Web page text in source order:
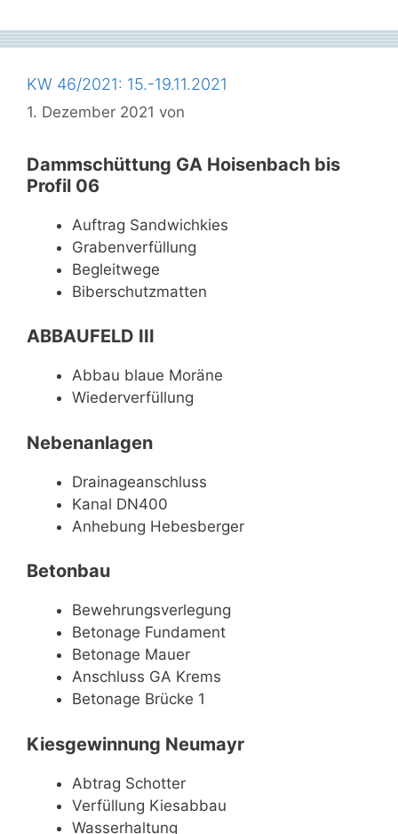
KW 46/2021: 15.-19.11.2021
1. Dezember 2021 von
Dammschüttung GA Hoisenbach bis
Profil 06
Auftrag Sandwichkies
Grabenverfüllung
Begleitwege
Biberschutzmatten
ABBAUFELD III
Abbau blaue Moräne
Wiederverfüllung
Nebenanlagen
Drainageanschluss
Kanal DN400
Anhebung Hebesberger
Betonbau
Bewehrungsverlegung
Betonage Fundament
Betonage Mauer
Anschluss GA Krems
Betonage Brücke 1
Kiesgewinnung Neumayr
Abtrag Schotter
Verfüllung Kiesabbau
Wasserhaltung